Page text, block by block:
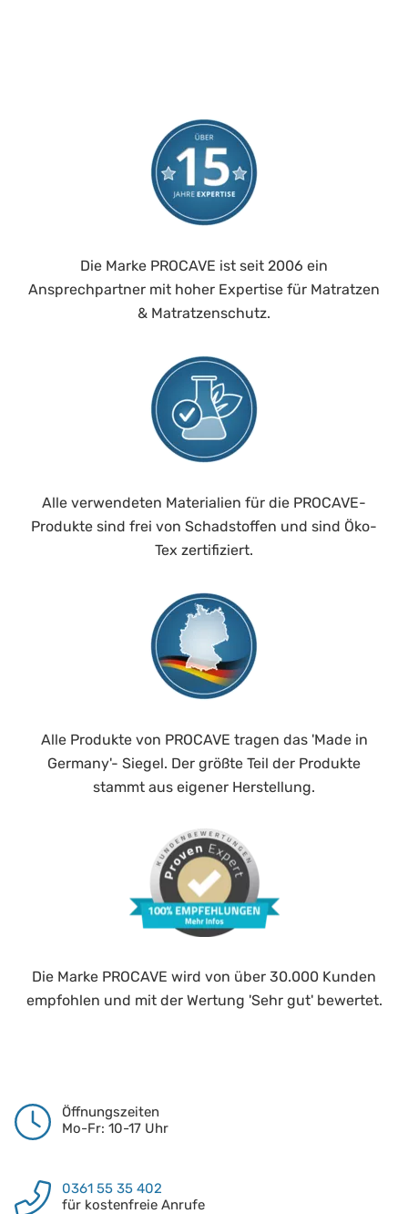
Die Marke PROCAVE ist seit 2006 ein
Ansprechpartner mit hoher Expertise für Matratzen
& Matratzenschutz.
Alle verwendeten Materialien für die PROCAVE-
Produkte sind frei von Schadstoffen und sind Öko-
Tex zertifiziert.
Alle Produkte von PROCAVE tragen das 'Made in
Germany'- Siegel. Der größte Teil der Produkte
stammt aus eigener Herstellung.
Die Marke PROCAVE wird von über 30.000 Kunden
empfohlen und mit der Wertung 'Sehr gut' bewertet.
Öffnungszeiten
Mo-Fr: 10-17 Uhr
0361 55 35 402
für kostenfreie Anrufe